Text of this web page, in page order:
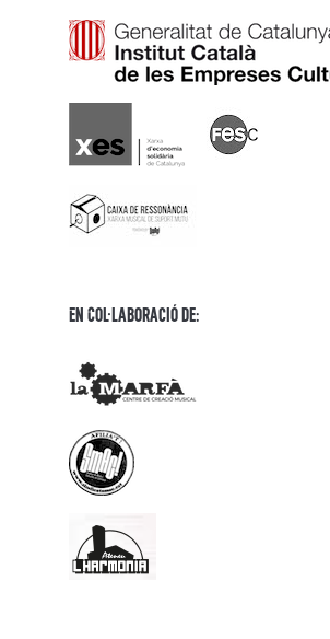
En Col·laboració de: